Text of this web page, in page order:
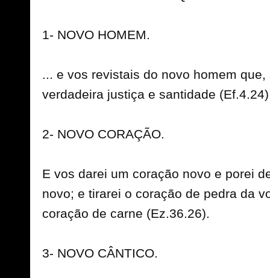
1- NOVO HOMEM.
... e vos revistais do novo homem
verdadeira justiça e santidade
2- NOVO CORAÇÃO.
E vos darei um coração novo e porei
novo; e tirarei o coração de pedra da
coração de carne (Ez.36.26).
3- NOVO CÂNTICO.